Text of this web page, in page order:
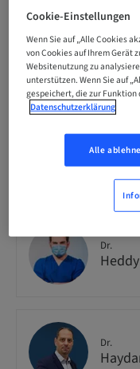
Theorie-Kurs
Zielgruppe
national
Dr.
Dr.
Cookie-Einstellungen
Wenn Sie auf „Alle Cookies
von Cookies auf Ihrem Gerät
Websitenutzung zu
unterstützen. Wenn Sie auf
gespeichert, die zur
Datenschutzerklärung
Alle